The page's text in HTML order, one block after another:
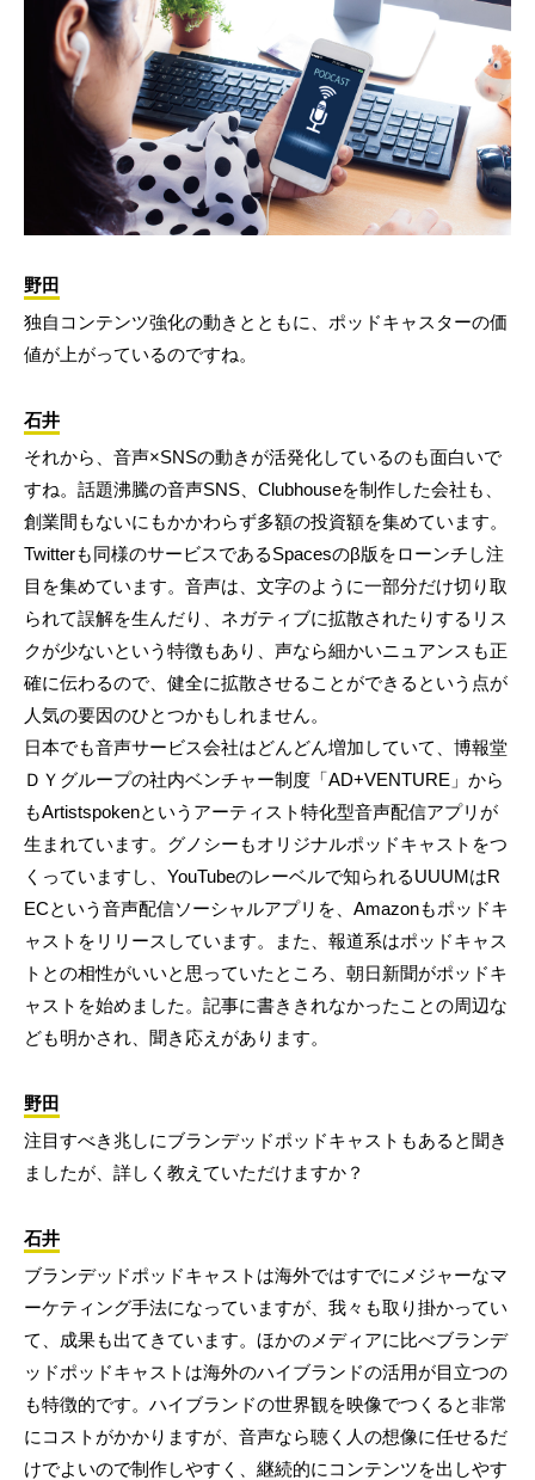
野田
独自コンテンツ強化の動きとともに、ポッドキャスターの価
値が上がっているのですね。
石井
それから、音声×SNSの動きが活発化しているのも面白いで
すね。話題沸騰の音声SNS、Clubhouseを制作した会社も、
創業間もないにもかかわらず多額の投資額を集めています。
Twitterも同様のサービスであるSpacesのβ版をローンチし注
目を集めています。音声は、文字のように一部分だけ切り取
られて誤解を生んだり、ネガティブに拡散されたりするリス
クが少ないという特徴もあり、声なら細かいニュアンスも正
確に伝わるので、健全に拡散させることができるという点が
人気の要因のひとつかもしれません。
日本でも音声サービス会社はどんどん増加していて、博報堂
ＤＹグループの社内ベンチャー制度「AD+VENTURE」から
もArtistspokenというアーティスト特化型音声配信アプリが
生まれています。グノシーもオリジナルポッドキャストをつ
くっていますし、YouTubeのレーベルで知られるUUUMはR
ECという音声配信ソーシャルアプリを、Amazonもポッドキ
ャストをリリースしています。また、報道系はポッドキャス
トとの相性がいいと思っていたところ、朝日新聞がポッドキ
ャストを始めました。記事に書ききれなかったことの周辺な
ども明かされ、聞き応えがあります。
野田
注目すべき兆しにブランデッドポッドキャストもあると聞き
ましたが、詳しく教えていただけますか？
石井
ブランデッドポッドキャストは海外ではすでにメジャーなマ
ーケティング手法になっていますが、我々も取り掛かってい
て、成果も出てきています。ほかのメディアに比べブランデ
ッドポッドキャストは海外のハイブランドの活用が目立つの
も特徴的です。ハイブランドの世界観を映像でつくると非常
にコストがかかりますが、音声なら聴く人の想像に任せるだ
けでよいので制作しやすく、継続的にコンテンツを出しやす